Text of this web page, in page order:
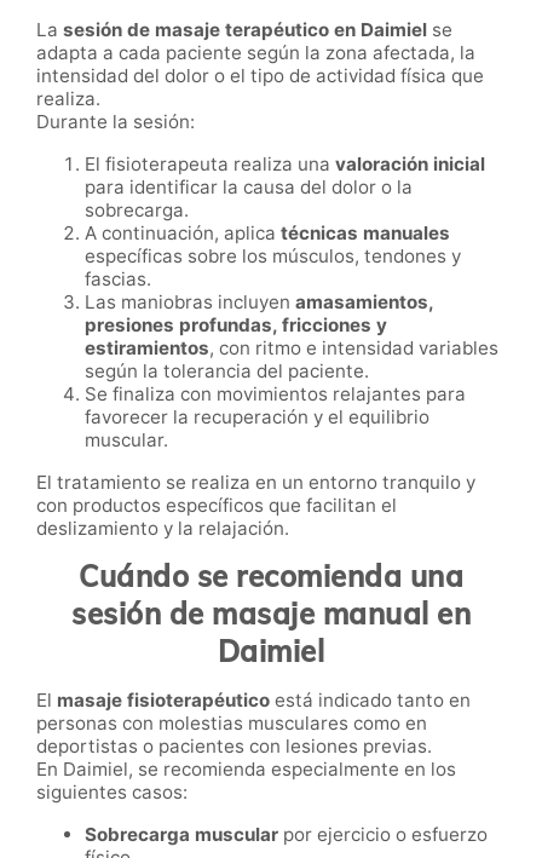
La sesión de masaje terapéutico en Daimiel se
adapta a cada paciente según la zona afectada, la
intensidad del dolor o el tipo de actividad física que
realiza.
Durante la sesión:
El fisioterapeuta realiza una valoración inicial
para identificar la causa del dolor o la
sobrecarga.
A continuación, aplica técnicas manuales
específicas sobre los músculos, tendones y
fascias.
Las maniobras incluyen amasamientos,
presiones profundas, fricciones y
estiramientos, con ritmo e intensidad variables
según la tolerancia del paciente.
Se finaliza con movimientos relajantes para
favorecer la recuperación y el equilibrio
muscular.
El tratamiento se realiza en un entorno tranquilo y
con productos específicos que facilitan el
deslizamiento y la relajación.
Cuándo se recomienda una
sesión de masaje manual en
Daimiel
El masaje fisioterapéutico está indicado tanto en
personas con molestias musculares como en
deportistas o pacientes con lesiones previas.
En Daimiel, se recomienda especialmente en los
siguientes casos:
Sobrecarga muscular por ejercicio o esfuerzo